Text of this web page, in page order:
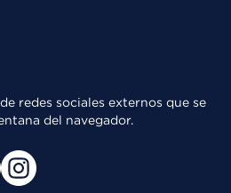
redes sociales externos que se
del navegador.